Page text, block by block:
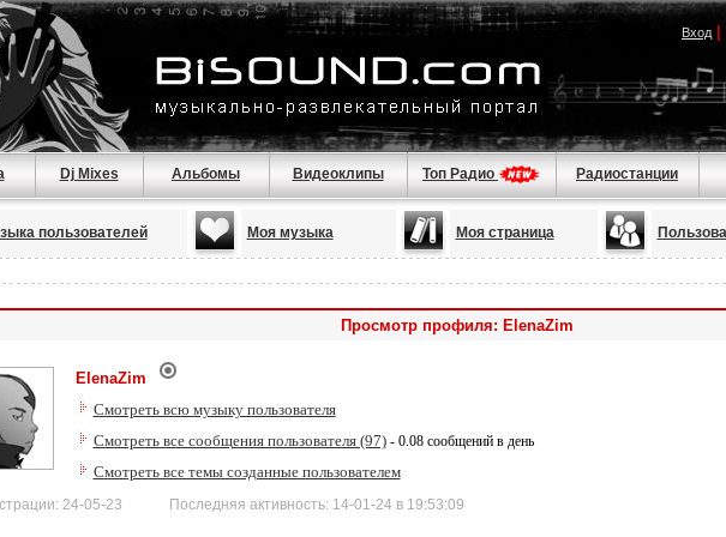
Вход|
Dj Mixes Альбомы Видеоклипы Топ Радио Радиостанции
пользователей Моя музыка Моя страница
Просмотр профиля: ElenaZim
ElenaZim
Смотреть всю музыку пользователя
Смотреть все сообщения пользователя (97)- 0.08 сообщений в день
Смотреть все темы созданные пользователем
24-05-23 Последняя активность: 14-01-24 в 19:53:09